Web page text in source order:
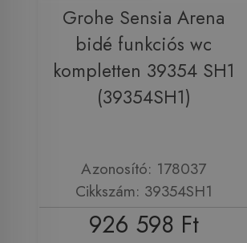
Grohe Sensia Arena
bidé funkciós wc
kompletten 39354 SH1
(39354SH1)
Azonosító: 178037
Cikkszám: 39354SH1
926 598 Ft